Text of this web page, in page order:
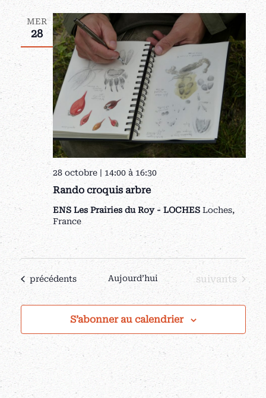
MER
28
Rando croquis arbre
28 octobre | 14:00à 16:30
ENS Les Prairies du Roy - LOCHES Loches,
France
Évènements
précédents Aujourd’hui Évènements
suivants
S’abonner au calendrier